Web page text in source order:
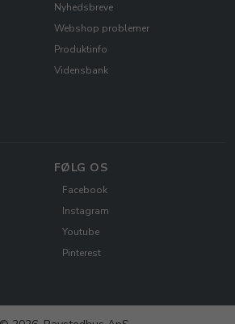
Nyhedsbreve
Webshop problemer
Produktinfo
Vidensbank
FØLG OS
Facebook
Instagram
Youtube
Pinterest